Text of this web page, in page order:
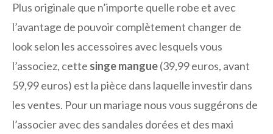
Plus originale que n’importe quelle robe et avec
l’avantage de pouvoir complètement changer de
look selon les accessoires avec lesquels vous
l’associez, cette singe mangue(39,99 euros, avant
59,99 euros) est la pièce dans laquelle investir dans
les ventes. Pour un mariage nous vous suggérons de
l’associer avec des sandales dorées et des maxi